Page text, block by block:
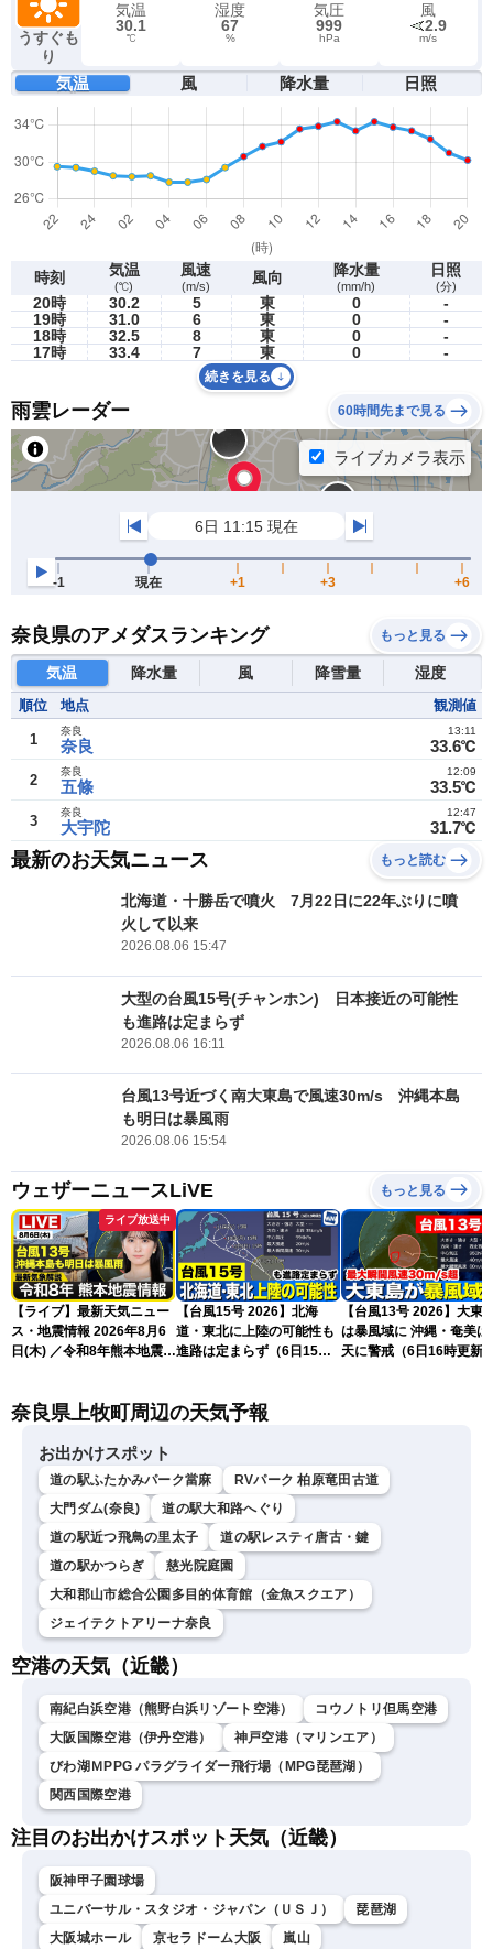
うすぐも
り
気温
30.1
℃
湿度
67
%
気圧
999
hPa
風
2.9
m/s
気温 風 降水量 日照
時刻 気温
(℃)
風速
(m/s) 風向 降水量
(mm/h)
日照
(分)
20時 30.2 5 東 0
-
19時
31.0 6 東 0
-
18時
32.5 8 東 0
-
17時
33.4 7 東 0 -
続きを見る
雨雲レーダー 60時間先まで見る
奈良県のアメダスランキング もっと見る
気温 降水量 風 降雪量 湿度
順位 地点 観測値
1 奈良
奈良
33.6℃
13:11
2 五條
奈良
33.5℃
12:09
3 大宇陀
奈良
31.7℃
12:47
最新のお天気ニュース もっと読む
北海道・十勝岳で噴火 7月22日に22年ぶりに噴
火して以来
2026.08.06 15:47
大型の台風15号(チャンホン) 日本接近の可能性
も進路は定まらず
2026.08.06 16:11
台風13号近づく南大東島で風速30m/s 沖縄本島
も明日は暴風雨
2026.08.06 15:54
ウェザーニュースLiVE もっと見る
ライブ放送中
【ライブ】最新天気ニュー
ス・地震情報 2026年8月6
日(木) ／令和8年熊本地震情
LiVEムーン・駒木結衣／本
【台風15号 2026】北海
道・東北に上陸の可能性も
進路は定まらず（6日15時
【台風13号 2026】大東
は暴風域に 沖縄・奄美は荒
天に警戒（6日16時更新
奈良県上牧町周辺の天気予報
お出かけスポット
道の駅ふたかみパーク當麻
RVパーク 柏原竜田古道
大門ダム(奈良)
道の駅大和路へぐり
道の駅近つ飛鳥の里太子
道の駅レスティ唐古・鍵
道の駅かつらぎ
慈光院庭園
大和郡山市総合公園多目的体育館（金魚スクエア）
ジェイテクトアリーナ奈良
空港の天気（近畿）
南紀白浜空港（熊野白浜リゾート空港）
コウノトリ但馬空港
大阪国際空港（伊丹空港）
神戸空港（マリンエア）
びわ湖ＭPPG パラグライダー飛行場（MPG琵琶湖）
関西国際空港
注目のお出かけスポット天気（近畿）
阪神甲子園球場
ユニバーサル・スタジオ・ジャパン（ＵＳＪ）
琵琶湖
大阪城ホール
京セラドーム大阪 嵐山